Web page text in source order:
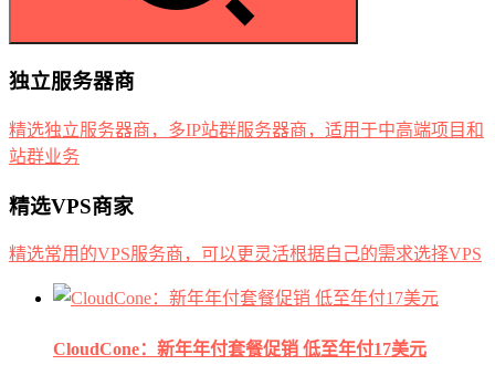
独立服务器商
精选独立服务器商，多IP站群服务器商，适用于中高端项目和
站群业务
精选VPS商家
精选常用的VPS服务商，可以更灵活根据自己的需求选择VPS
CloudCone：新年年付套餐促销 低至年付17美元